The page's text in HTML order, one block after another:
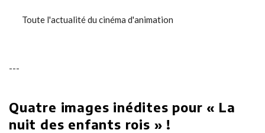
Toute l'actualité du cinéma d'animation
---
Quatre images inédites pour « La
nuit des enfants rois » !